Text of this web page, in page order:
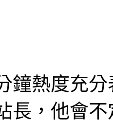
鐘熱度充
長，他會